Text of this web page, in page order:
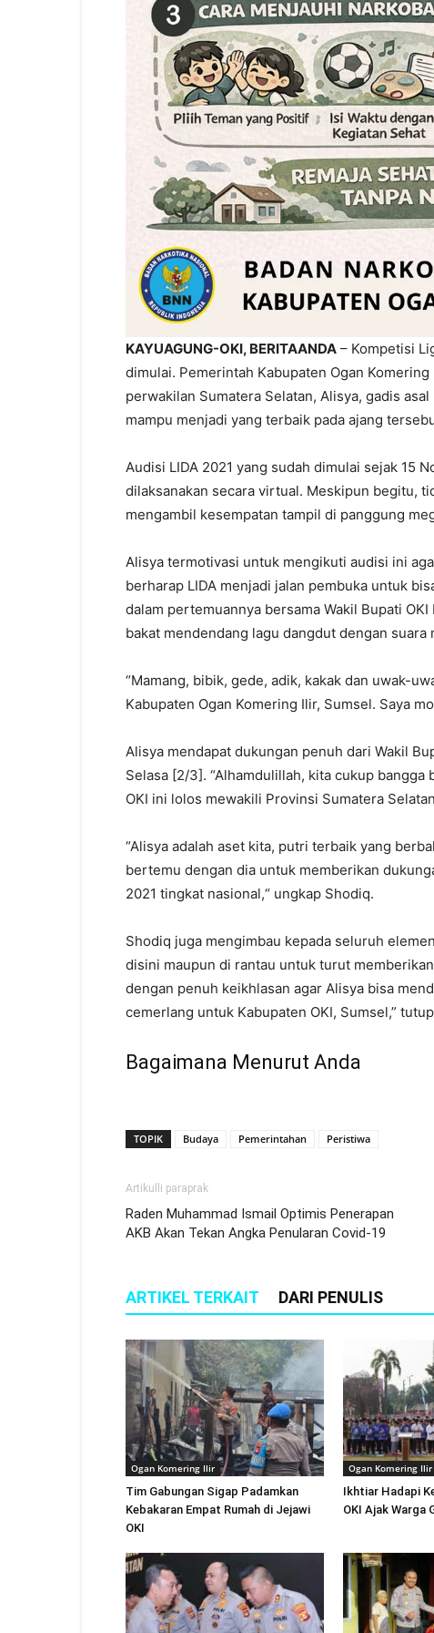
KAYUAGUNG-OKI, BERITAANDA – Kompetisi
dimulai. Pemerintah Kabupaten Ogan
perwakilan Sumatera Selatan, Alisya, gadis
mampu menjadi yang terbaik pada ajang
Audisi LIDA 2021 yang sudah dimulai sejak 15
dilaksanakan secara virtual. Meskipun begitu,
mengambil kesempatan tampil di panggung
Alisya termotivasi untuk mengikuti audisi ini
berharap LIDA menjadi jalan pembuka untuk
dalam pertemuannya bersama Wakil Bupati
bakat mendendang lagu dangdut dengan suara
“Mamang, bibik, gede, adik, kakak dan uwak-
Kabupaten Ogan Komering Ilir, Sumsel. Saya
Alisya mendapat dukungan penuh dari Wakil
Selasa [2/3]. “Alhamdulillah, kita cukup
OKI ini lolos mewakili Provinsi Sumatera
“Alisya adalah aset kita, putri terbaik yang
bertemu dengan dia untuk memberikan
2021 tingkat nasional,“ ungkap Shodiq.
Shodiq juga mengimbau kepada seluruh
disini maupun di rantau untuk turut
dengan penuh keikhlasan agar Alisya bisa
cemerlang untuk Kabupaten OKI, Sumsel,”
Bagaimana Menurut Anda
TOPIK Budaya Pemerintahan Peristiwa
Artikulli paraprak
Raden Muhammad Ismail Optimis Penerapan
AKB Akan Tekan Angka Penularan Covid-19
ARTIKEL TERKAIT DARI PENULIS
Ogan Komering Ilir
Tim Gabungan Sigap Padamkan
Kebakaran Empat Rumah di Jejawi
OKI
Ogan Komering Ilir
Ikhtiar Hadapi
OKI Ajak Warga